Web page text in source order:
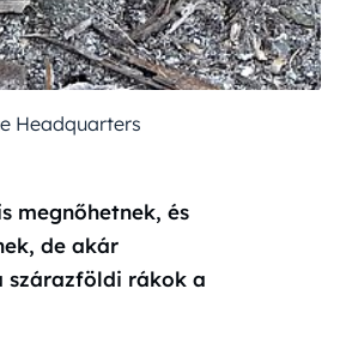
Headquarters
megnőhetnek, és
de akár
szárazföldi rákok a